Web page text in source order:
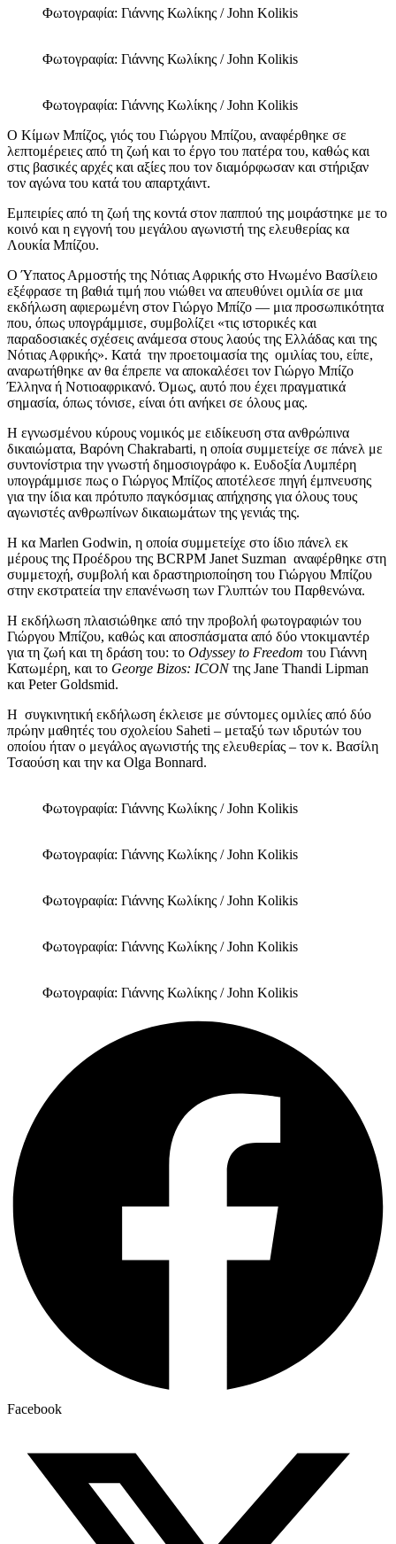
Φωτογραφία: Γιάννης Κωλίκης / John Kolikis
Φωτογραφία: Γιάννης Κωλίκης / John Kolikis
Φωτογραφία: Γιάννης Κωλίκης / John Kolikis
O Κίμων Μπίζος, γιός του Γιώργου Μπίζου, αναφέρθηκε σε
λεπτομέρειες από τη ζωή και το έργο του πατέρα του, καθώς και
στις βασικές αρχές και αξίες που τον διαμόρφωσαν και στήριξαν
τον αγώνα του κατά του απαρτχάιντ.
Εμπειρίες από τη ζωή της κοντά στον παππού της μοιράστηκε με το
κοινό και η εγγονή του μεγάλου αγωνιστή της ελευθερίας κα
Λουκία Μπίζου.
Ο Ύπατος Αρμοστής της Νότιας Αφρικής στο Ηνωμένο Βασίλειο
εξέφρασε τη βαθιά τιμή που νιώθει να απευθύνει ομιλία σε μια
εκδήλωση αφιερωμένη στον Γιώργο Μπίζο — μια προσωπικότητα
που, όπως υπογράμμισε, συμβολίζει «τις ιστορικές και
παραδοσιακές σχέσεις ανάμεσα στους λαούς της Ελλάδας και της
Νότιας Αφρικής». Κατά την προετοιμασία της ομιλίας του, είπε,
αναρωτήθηκε αν θα έπρεπε να αποκαλέσει τον Γιώργο Μπίζο
Έλληνα ή Νοτιοαφρικανό. Όμως, αυτό που έχει πραγματικά
σημασία, όπως τόνισε, είναι ότι ανήκει σε όλους μας.
Η εγνωσμένου κύρους νομικός με ειδίκευση στα ανθρώπινα
δικαιώματα, Βαρόνη Chakrabarti, η οποία συμμετείχε σε πάνελ με
συντονίστρια την γνωστή δημοσιογράφο κ. Ευδοξία Λυμπέρη
υπογράμμισε πως ο Γιώργος Μπίζος αποτέλεσε πηγή έμπνευσης
για την ίδια και πρότυπο παγκόσμιας απήχησης για όλους τους
αγωνιστές ανθρωπίνων δικαιωμάτων της γενιάς της.
Η κα Marlen Godwin, η οποία συμμετείχε στο ίδιο πάνελ εκ
μέρους της Προέδρου της BCRPM Janet Suzman αναφέρθηκε στη
συμμετοχή, συμβολή και δραστηριοποίηση του Γιώργου Μπίζου
στην εκστρατεία την επανένωση των Γλυπτών του Παρθενώνα.
Η εκδήλωση πλαισιώθηκε από την προβολή φωτογραφιών του
Γιώργου Μπίζου, καθώς και αποσπάσματα από δύο ντοκιμαντέρ
για τη ζωή και τη δράση του: το Odyssey to Freedom του Γιάννη
Κατωμέρη και το George Bizos: ICONτης Jane Thandi Lipman
και Peter Goldsmid.
Η συγκινητική εκδήλωση έκλεισε με σύντομες ομιλίες από δύο
πρώην μαθητές του σχολείου Saheti – μεταξύ των ιδρυτών του
οποίου ήταν ο μεγάλος αγωνιστής της ελευθερίας – τον κ. Βασίλη
Τσαούση και την κα Olga Bonnard.
Φωτογραφία: Γιάννης Κωλίκης / John Kolikis
Φωτογραφία: Γιάννης Κωλίκης / John Kolikis
Φωτογραφία: Γιάννης Κωλίκης / John Kolikis
Φωτογραφία: Γιάννης Κωλίκης / John Kolikis
Φωτογραφία: Γιάννης Κωλίκης / John Kolikis
Facebook